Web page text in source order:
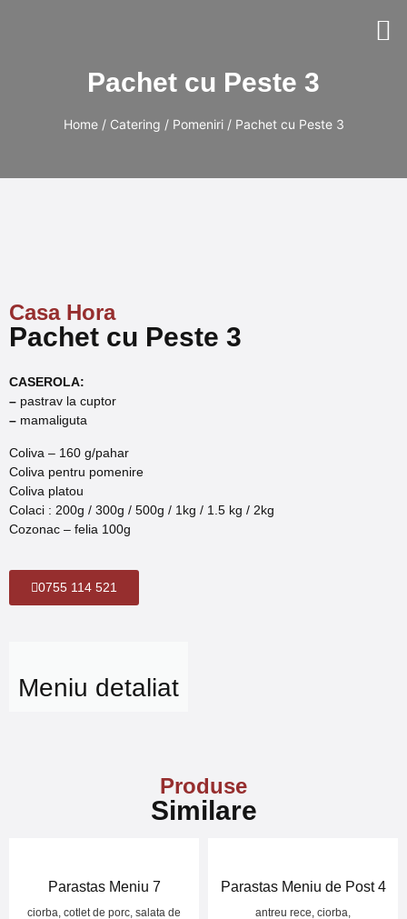
Pachet cu Peste 3
Home/ Catering / Pomeniri/ Pachet cu Peste 3
Casa Hora
Pachet cu Peste 3
CASEROLA:
– pastrav la cuptor
– mamaliguta
Coliva – 160 g/pahar
Coliva pentru pomenire
Coliva platou
Colaci : 200g / 300g / 500g / 1kg / 1.5 kg / 2kg
Cozonac – felia 100g
0755 114 521
Meniu detaliat
Produse
Similare
Parastas Meniu 7
ciorba, cotlet de porc, salata de
Parastas Meniu de Post 4
antreu rece, ciorba,